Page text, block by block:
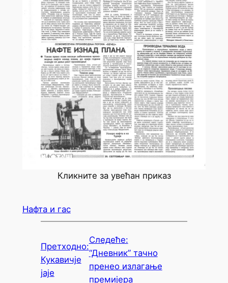
Кликните за увећан приказ
Нафта и гас
Претходно:
Кукавичје
јаје
Следеће:
“Дневник” тачно
пренео излагање
премијера